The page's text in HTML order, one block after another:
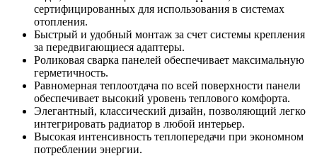
сертифицированных для использования в системах
отопления.
Быстрый и удобный монтаж за счет системы крепления
за передвигающиеся адаптеры.
Роликовая сварка панелей обеспечивает максимальную
герметичность.
Равномерная теплоотдача по всей поверхности панели
обеспечивает высокий уровень теплового комфорта.
Элегантный, классический дизайн, позволяющий легко
интегрировать радиатор в любой интерьер.
Высокая интенсивность теплопередачи при экономном
потреблении энергии.